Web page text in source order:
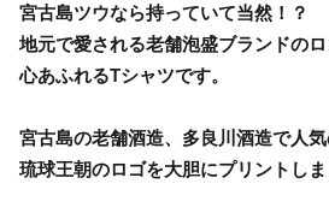
宮古島ツウなら持っていて当然！？
地元で愛される老舗泡盛ブランドの
心あふれるTシャツです。
宮古島の老舗酒造、多良川酒造で人
琉球王朝のロゴを大胆にプリントしま